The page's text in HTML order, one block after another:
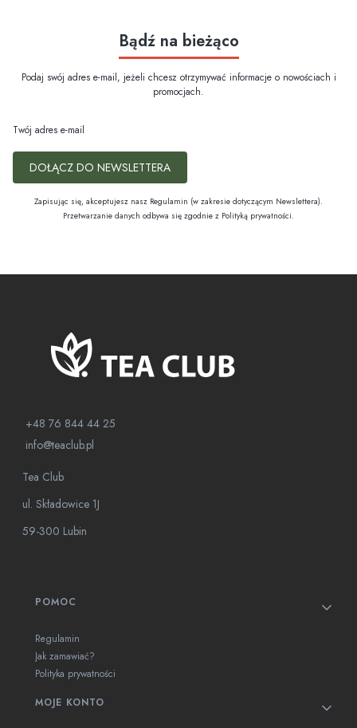
Bądź na bieżąco
Podaj swój adres e-mail, jeżeli chcesz otrzymywać informacje o nowościach i
promocjach.
Twój adres e-mail
DOŁĄCZ DO NEWSLETTERA
Zapisując się, akceptujesz nasz Regulamin (w zakresie dotyczącym Newslettera).
Przetwarzanie danych odbywa się zgodnie z Polityką prywatności.
+48 76 844 44 25
info@teaclub.pl
Tea Club
ul. Składowice 1J
59-300 Lubin
Linki w stopce
POMOC
Regulamin
Jak zamawiać?
Polityka prywatności
MOJE KONTO